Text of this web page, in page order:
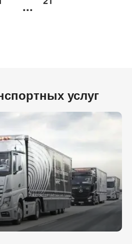
...
услуг